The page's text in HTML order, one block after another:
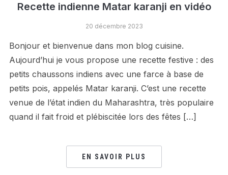
Recette indienne Matar karanji en vidéo
20 décembre 2023
Bonjour et bienvenue dans mon blog cuisine.
Aujourd’hui je vous propose une recette festive : des
petits chaussons indiens avec une farce à base de
petits pois, appelés Matar karanji. C’est une recette
venue de l’état indien du Maharashtra, très populaire
quand il fait froid et plébiscitée lors des fêtes […]
EN SAVOIR PLUS